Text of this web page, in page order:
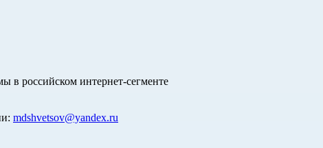
в российском интернет-сегменте
mdshvetsov@yandex.ru